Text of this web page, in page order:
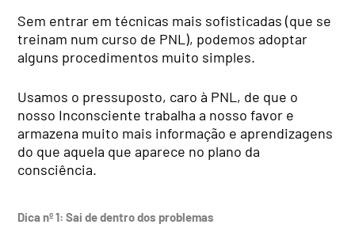
Sem entrar em técnicas mais sofisticadas (que se
trei­nam num curso de PNL), po­demos adoptar
alguns proce­dimentos muito simples.
Usamos o pressuposto, caro à PNL, de que o
nosso Inconsciente trabalha a nosso favor e
armazena muito mais informação e aprendizagens
do que aquela que aparece no plano da
consciência.
Dica nº 1: Sai de dentro dos problemas